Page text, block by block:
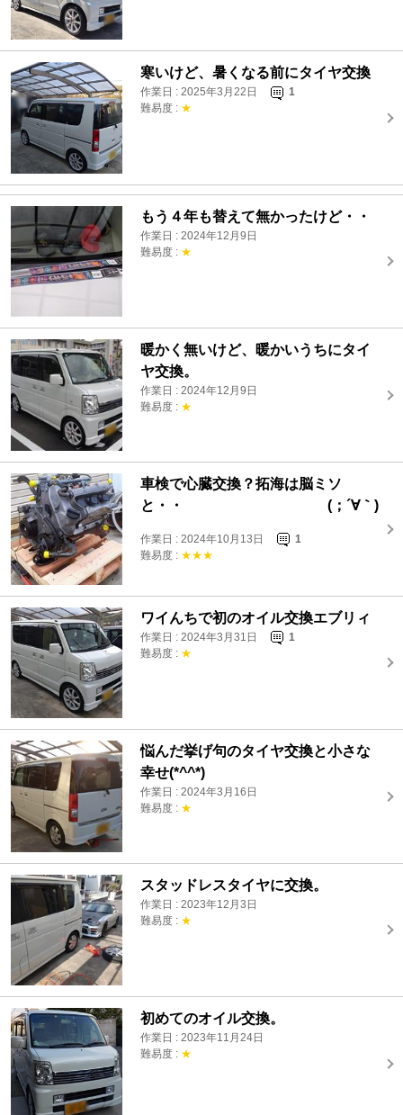
寒いけど、暑くなる前にタイヤ交換
作業日 : 2025年3月22日
1
難易度 : ★
もう４年も替えて無かったけど・・
作業日 : 2024年12月9日
難易度 : ★
暖かく無いけど、暖かいうちにタイ
ヤ交換。
作業日 : 2024年12月9日
難易度 : ★
車検で心臓交換？拓海は脳ミソ
と・・ (；´∀｀)
作業日 : 2024年10月13日
1
難易度 : ★★★
ワイんちで初のオイル交換エブリィ
作業日 : 2024年3月31日
1
難易度 : ★
悩んだ挙げ句のタイヤ交換と小さな
幸せ(*^^*)
作業日 : 2024年3月16日
難易度 : ★
スタッドレスタイヤに交換。
作業日 : 2023年12月3日
難易度 : ★
初めてのオイル交換。
作業日 : 2023年11月24日
難易度 : ★